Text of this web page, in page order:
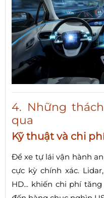
4. Những
qua
Kỹ thuật và chi
Để xe tự lái vận hành
cực kỳ chính xác.
HD... khiến chi phí